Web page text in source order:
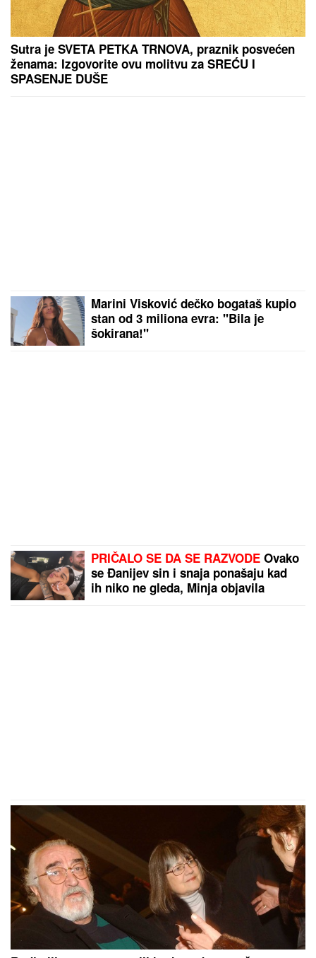
Sutra je SVETA PETKA TRNOVA, praznik posvećen
ženama: Izgovorite ovu molitvu za SREĆU I
SPASENJE DUŠE
Marini Visković dečko bogataš kupio
stan od 3 miliona evra: "Bila je
šokirana!"
PRIČALO SE DA SE RAZVODE Ovako
se Đanijev sin i snaja ponašaju kad
ih niko ne gleda, Minja objavila